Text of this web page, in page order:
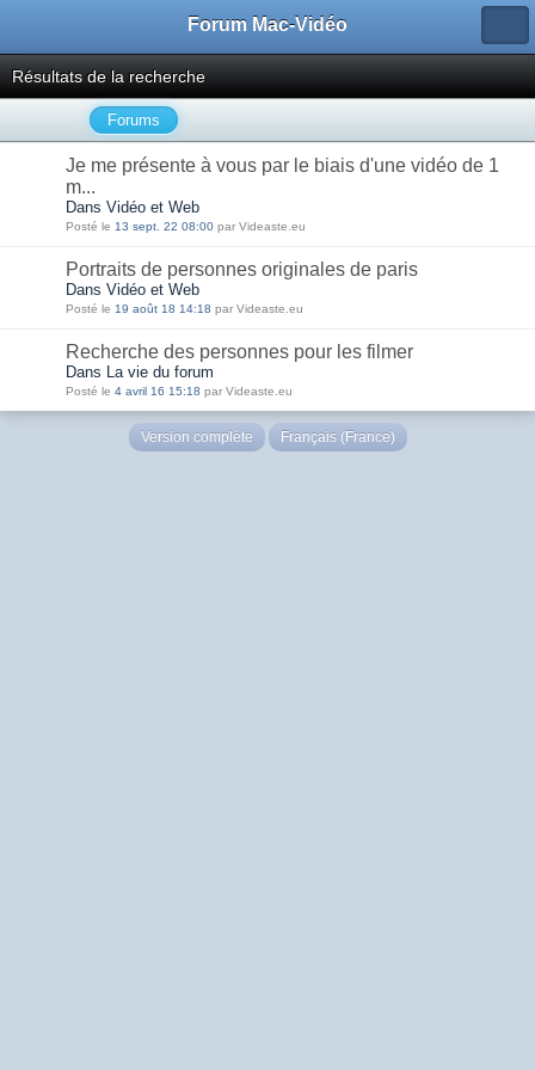
Forum Mac-Vidéo
Résultats de la recherche
Forums
Je me présente à vous par le biais d'une vidéo de 1
m...
Dans Vidéo et Web
Posté le 13 sept. 22 08:00 par Videaste.eu
Portraits de personnes originales de paris
Dans Vidéo et Web
Posté le 19 août 18 14:18 par Videaste.eu
Recherche des personnes pour les filmer
Dans La vie du forum
Posté le 4 avril 16 15:18 par Videaste.eu
Version complète Français (France)